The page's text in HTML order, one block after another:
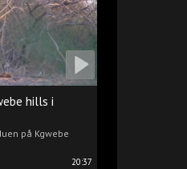
20:37
hills i
på Kgwebe